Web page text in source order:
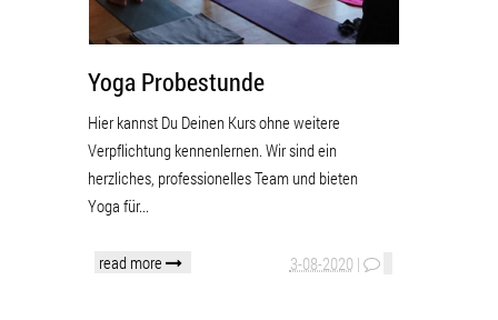
Yoga Probestunde
Hier kannst Du Deinen Kurs ohne weitere
Verpflichtung kennenlernen. Wir sind ein
herzliches, professionelles Team und bieten
Yoga für...
read more 3-08-2020 |